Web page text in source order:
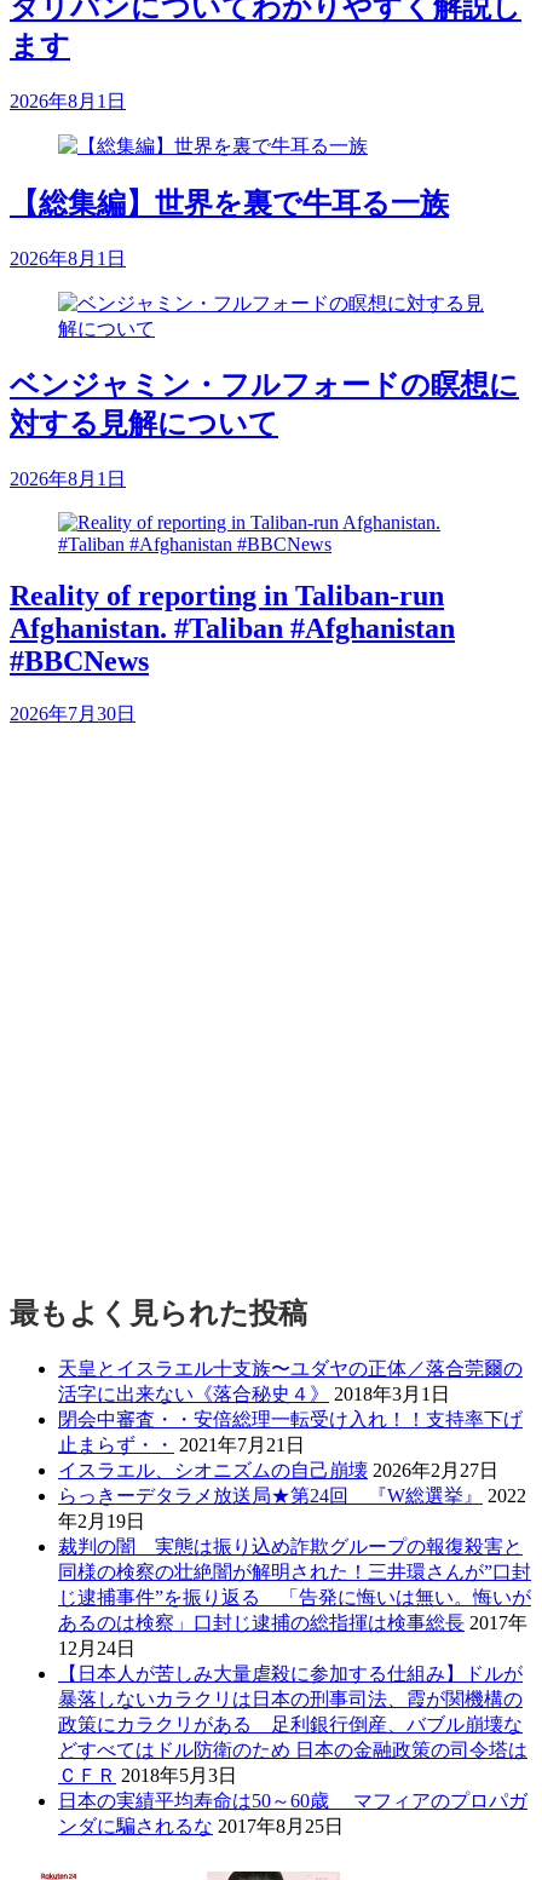
タリバンについてわかりやすく解説し
ます
2026年8月1日
【総集編】世界を裏で牛耳る一族
2026年8月1日
ベンジャミン・フルフォードの瞑想に
対する見解について
2026年8月1日
Reality of reporting in Taliban-run
Afghanistan. #Taliban #Afghanistan
#BBCNews
2026年7月30日
最もよく見られた投稿
天皇とイスラエル十支族〜ユダヤの正体／落合莞爾の
活字に出来ない《落合秘史４》
2018年3月1日
閉会中審査・・安倍総理一転受け入れ！！支持率下げ
止まらず・・
2021年7月21日
イスラエル、シオニズムの自己崩壊 2026年2月27日
らっきーデタラメ放送局★第24回 『W総選挙』
2022
年2月19日
裁判の闇 実態は振り込め詐欺グループの報復殺害と
同様の検察の壮絶闇が解明された！三井環さんが”口封
じ逮捕事件”を振り返る 「告発に悔いは無い。悔いが
あるのは検察」口封じ逮捕の総指揮は検事総長 2017年
12月24日
【日本人が苦しみ大量虐殺に参加する仕組み】ドルが
暴落しないカラクリは日本の刑事司法、霞が関機構の
政策にカラクリがある 足利銀行倒産、バブル崩壊な
どすべてはドル防衛のため 日本の金融政策の司令塔は
ＣＦＲ 2018年5月3日
日本の実績平均寿命は50～60歳 マフィアのプロパガ
ンダに騙されるな 2017年8月25日